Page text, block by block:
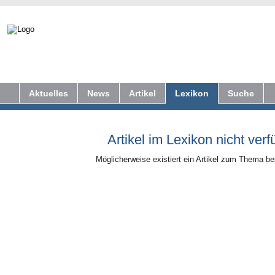
Aktuelles News Artikel Lexikon Suche
Artikel im Lexikon nicht
Möglicherweise existiert ein Artikel zum Thema